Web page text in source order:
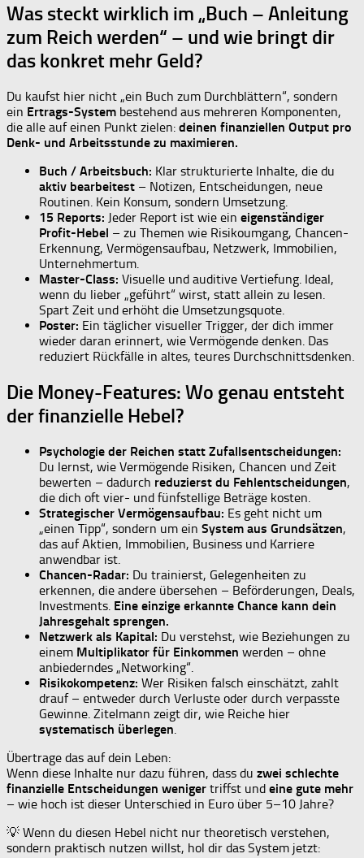
Was steckt wirklich im „Buch – Anleitung
zum Reich werden“ – und wie bringt dir
das konkret mehr Geld?
Du kaufst hier nicht „ein Buch zum Durchblättern“, sondern
ein Ertrags-System bestehend aus mehreren Komponenten,
die alle auf einen Punkt zielen: deinen finanziellen Output pro
Denk- und Arbeitsstunde zu maximieren.
Buch / Arbeitsbuch: Klar strukturierte Inhalte, die du
aktiv bearbeitest – Notizen, Entscheidungen, neue
Routinen. Kein Konsum, sondern Umsetzung.
15 Reports: Jeder Report ist wie ein eigenständiger
Profit-Hebel – zu Themen wie Risikoumgang, Chancen-
Erkennung, Vermögensaufbau, Netzwerk, Immobilien,
Unternehmertum.
Master-Class: Visuelle und auditive Vertiefung. Ideal,
wenn du lieber „geführt“ wirst, statt allein zu lesen.
Spart Zeit und erhöht die Umsetzungsquote.
Poster: Ein täglicher visueller Trigger, der dich immer
wieder daran erinnert, wie Vermögende denken. Das
reduziert Rückfälle in altes, teures Durchschnittsdenken.
Die Money-Features: Wo genau entsteht
der finanzielle Hebel?
Psychologie der Reichen statt Zufallsentscheidungen:
Du lernst, wie Vermögende Risiken, Chancen und Zeit
bewerten – dadurch reduzierst du Fehlentscheidungen,
die dich oft vier- und fünfstellige Beträge kosten.
Strategischer Vermögensaufbau: Es geht nicht um
„einen Tipp“, sondern um ein System aus Grundsätzen,
das auf Aktien, Immobilien, Business und Karriere
anwendbar ist.
Chancen-Radar: Du trainierst, Gelegenheiten zu
erkennen, die andere übersehen – Beförderungen, Deals,
Investments. Eine einzige erkannte Chance kann dein
Jahresgehalt sprengen.
Netzwerk als Kapital: Du verstehst, wie Beziehungen zu
einem Multiplikator für Einkommen werden – ohne
anbiederndes „Networking“.
Risikokompetenz: Wer Risiken falsch einschätzt, zahlt
drauf – entweder durch Verluste oder durch verpasste
Gewinne. Zitelmann zeigt dir, wie Reiche hier
systematisch überlegen
Übertrage das auf dein Leben:
Wenn diese Inhalte nur dazu führen, dass du zwei schlechte
finanzielle Entscheidungen weniger triffst und eine gute mehr
– wie hoch ist dieser Unterschied in Euro über 5–10 Jahre?
💡 Wenn du diesen Hebel nicht nur theoretisch verstehen,
sondern praktisch nutzen willst, hol dir das System jetzt: